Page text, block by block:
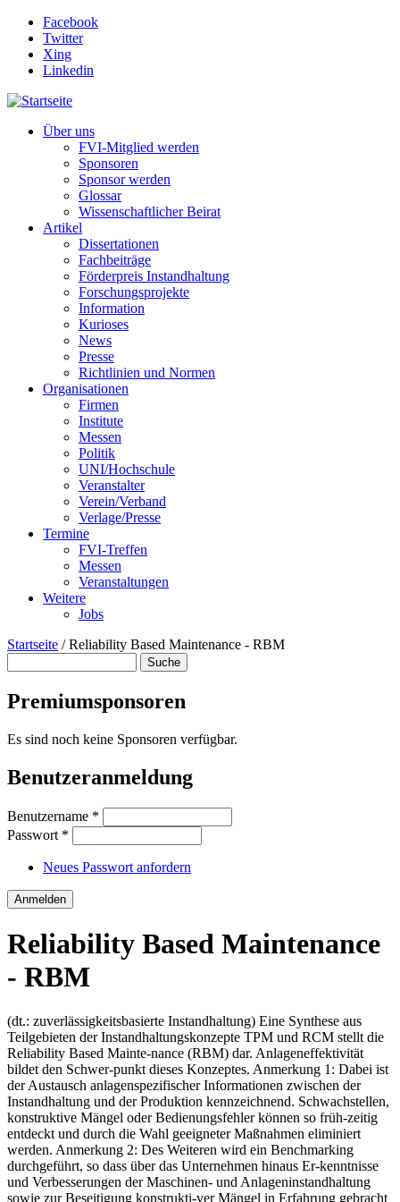
Direkt zum Inhalt
Facebook
Twitter
Xing
Linkedin
Über uns
FVI-Mitglied werden
Sponsoren
Sponsor werden
Glossar
Wissenschaftlicher Beirat
Artikel
Dissertationen
Fachbeiträge
Förderpreis Instandhaltung
Forschungsprojekte
Information
Kurioses
News
Presse
Richtlinien und Normen
Organisationen
Firmen
Institute
Messen
Politik
UNI/Hochschule
Veranstalter
Verein/Verband
Verlage/Presse
Termine
FVI-Treffen
Messen
Veranstaltungen
Weitere
Jobs
Startseite /Reliability Based Maintenance - RBM
Premiumsponsoren
Es sind noch keine Sponsoren verfügbar.
Benutzeranmeldung
Benutzername *
Passwort *
Neues Passwort anfordern
Reliability Based Maintenance
- RBM
(dt.: zuverlässigkeitsbasierte Instandhaltung) Eine Synthese aus
Teilgebieten der Instandhaltungskonzepte TPM und RCM stellt die
Reliability Based Mainte-nance (RBM) dar. Anlageneffektivität
bildet den Schwer-punkt dieses Konzeptes. Anmerkung 1: Dabei ist
der Austausch anlagenspezifischer Informationen zwischen der
Instandhaltung und der Produktion kennzeichnend. Schwachstellen,
konstruktive Mängel oder Bedienungsfehler können so früh-zeitig
entdeckt und durch die Wahl geeigneter Maßnahmen eliminiert
werden. Anmerkung 2: Des Weiteren wird ein Benchmarking
durchgeführt, so dass über das Unternehmen hinaus Er-kenntnisse
und Verbesserungen der Maschinen- und Anlageninstandhaltung
sowie zur Beseitigung konstrukti-ver Mängel in Erfahrung gebracht